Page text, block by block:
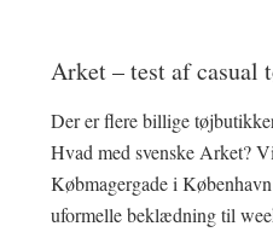
Arket – test af casual
Der er flere billige
Hvad med svenske Arket?
Købmagergade i
uformelle beklædning til